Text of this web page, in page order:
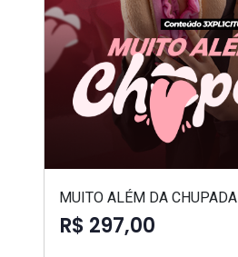
MUITO ALÉM DA CHUPADA
R$ 297,00